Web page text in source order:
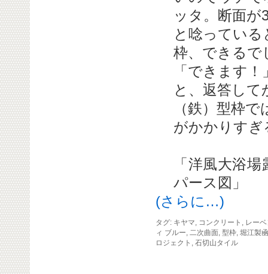
ッタ。断面が
と唸ってい
枠、できるで
「できます
と、返答し
（鉄）型枠
がかかりすぎ
「洋風大浴
パース図」
(さらに…)
タグ: キヤマ コンクリート
レー
ィ ブルー
二次曲面 型枠 堀江製
ロジェクト
石切山タイル